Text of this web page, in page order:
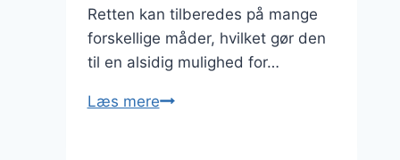
Retten kan tilberedes på mange
forskellige måder, hvilket gør den
til en alsidig mulighed for…
Læs mereBlomkålssuppe